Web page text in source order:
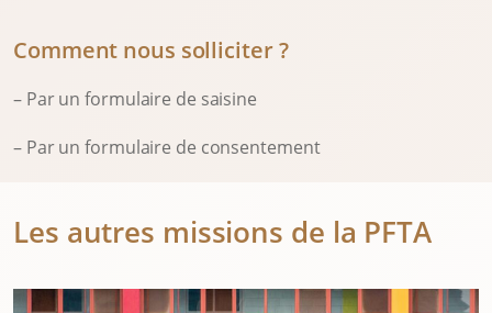
Comment nous solliciter ?
– Par un formulaire de saisine
– Par un formulaire de consentement
Les autres missions de la PFTA